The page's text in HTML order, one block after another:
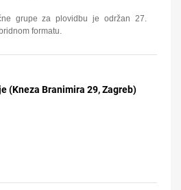
grupe za plovidbu je održan 27.
formatu.
(Kneza Branimira 29, Zagreb)